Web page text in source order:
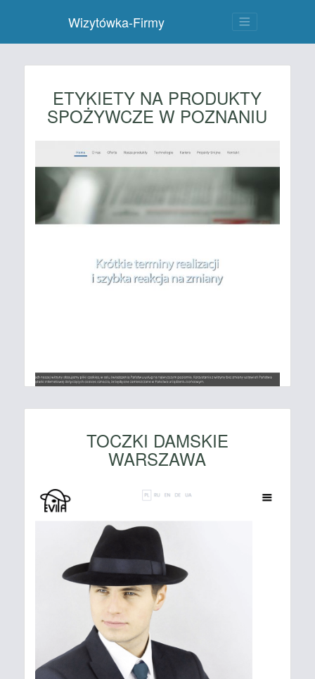
Wizytówka-Firmy
ETYKIETY NA PRODUKTY
SPOŻYWCZE W POZNANIU
TOCZKI DAMSKIE
WARSZAWA